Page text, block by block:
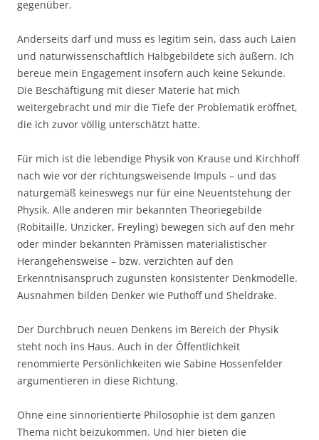
gegenüber.
Anderseits darf und muss es legitim sein, dass auch Laien
und naturwissenschaftlich Halbgebildete sich äußern. Ich
bereue mein Engagement insofern auch keine Sekunde.
Die Beschäftigung mit dieser Materie hat mich
weitergebracht und mir die Tiefe der Problematik eröffnet,
die ich zuvor völlig unterschätzt hatte.
Für mich ist die lebendige Physik von Krause und Kirchhoff
nach wie vor der richtungsweisende Impuls – und das
naturgemäß keineswegs nur für eine Neuentstehung der
Physik. Alle anderen mir bekannten Theoriegebilde
(Robitaille, Unzicker, Freyling) bewegen sich auf den mehr
oder minder bekannten Prämissen materialistischer
Herangehensweise – bzw. verzichten auf den
Erkenntnisanspruch zugunsten konsistenter Denkmodelle.
Ausnahmen bilden Denker wie Puthoff und Sheldrake.
Der Durchbruch neuen Denkens im Bereich der Physik
steht noch ins Haus. Auch in der Öffentlichkeit
renommierte Persönlichkeiten wie Sabine Hossenfelder
argumentieren in diese Richtung.
Ohne eine sinnorientierte Philosophie ist dem ganzen
Thema nicht beizukommen. Und hier bieten die